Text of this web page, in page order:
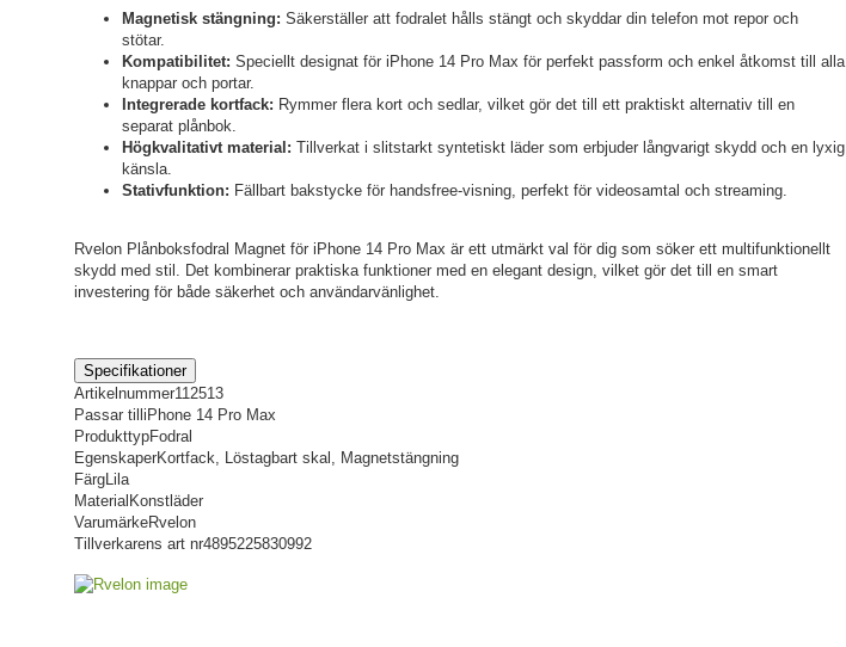
Magnetisk stängning: Säkerställer att fodralet hålls stängt och skyddar din telefon mot repor och
stötar.
Kompatibilitet: Speciellt designat för iPhone 14 Pro Max för perfekt passform och enkel åtkomst till alla
knappar och portar.
Integrerade kortfack: Rymmer flera kort och sedlar, vilket gör det till ett praktiskt alternativ till en
separat plånbok.
Högkvalitativt material: Tillverkat i slitstarkt syntetiskt läder som erbjuder långvarigt skydd och en lyxig
känsla.
Stativfunktion: Fällbart bakstycke för handsfree-visning, perfekt för videosamtal och streaming.
Rvelon Plånboksfodral Magnet för iPhone 14 Pro Max är ett utmärkt val för dig som söker ett multifunktionellt
skydd med stil. Det kombinerar praktiska funktioner med en elegant design, vilket gör det till en smart
investering för både säkerhet och användarvänlighet.
Specifikationer
Artikelnummer112513
Passar till iPhone 14 Pro Max
ProdukttypFodral
EgenskaperKortfack, Löstagbart skal, Magnetstängning
FärgLila
Material Konstläder
VarumärkeRvelon
Tillverkarens art nr4895225830992